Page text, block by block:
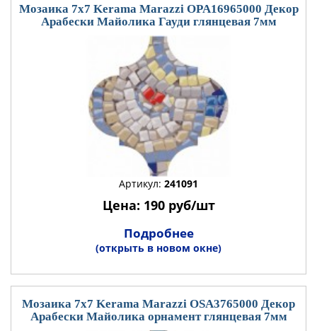
Мозаика 7x7 Kerama Marazzi OPA16965000 Декор
Арабески Майолика Гауди глянцевая 7мм
Артикул: 241091
Цена: 190 руб/шт
Подробнее
(открыть в новом окне)
Мозаика 7x7 Kerama Marazzi OSA3765000 Декор
Арабески Майолика орнамент глянцевая 7мм